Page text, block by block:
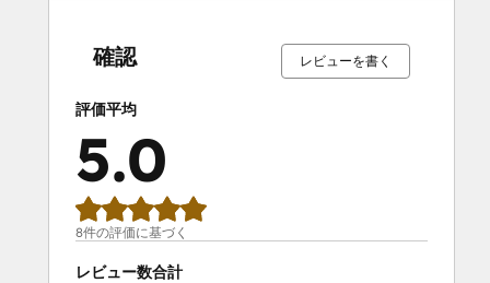
確認 レビューを書く
評価平均
5.0
8件の評価に基づく
レビュー数合計
了
了了了
了